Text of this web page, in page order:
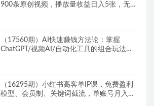
900条原创视频，播放量收益日入5张，无
（17560期）AI快速赚钱方法论：掌握
ChatGPT/视频AI/自动化工具的组合玩法，
（16295期）小红书高客单IP课，免费盈利
模型、会员制、关键词截流，单账号月入10